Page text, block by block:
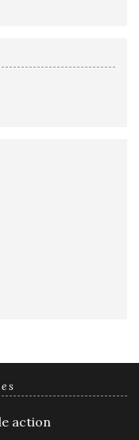
action